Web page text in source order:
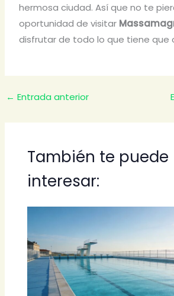
hermosa ciudad. Así que no te
oportunidad de visitar
disfrutar de todo lo que tiene que
← Entrada anterior
También te puede
interesar: